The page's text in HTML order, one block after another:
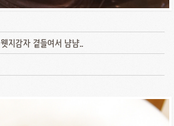
웻지감자 곁들여서 냠냠..